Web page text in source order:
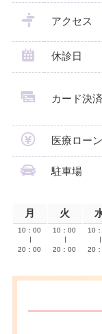
アクセス
休診日
カード決済
医療ローン
駐車場
月 火
10：00
20：00
10：00
20：00
10
20